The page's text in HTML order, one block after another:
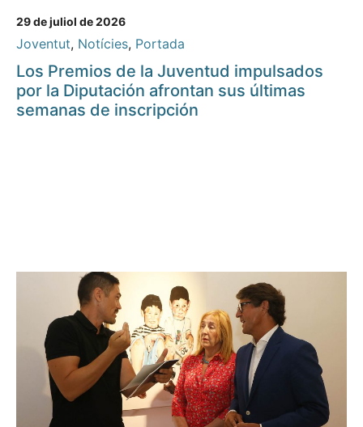
29 de juliol de 2026
Joventut, Notícies, Portada
Los Premios de la Juventud impulsados
por la Diputación afrontan sus últimas
semanas de inscripción